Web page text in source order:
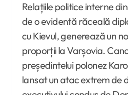
Relațiile politice interne
de o evidentă răceală
cu Kievul, generează un
proporții la Varșovia.
președintelui polonez
lansat un atac extrem de